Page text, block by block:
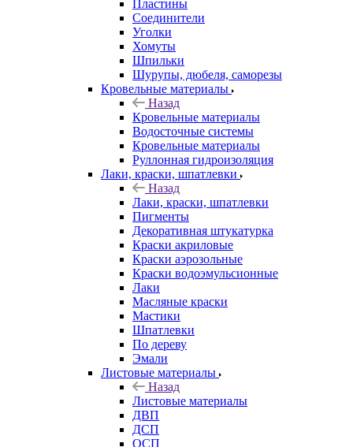
Пластины
Соединители
Уголки
Хомуты
Шпильки
Шурупы, дюбеля, саморезы
Кровельные материалы
Назад
Кровельные материалы
Водосточные системы
Кровельные материалы
Руллонная гидроизоляция
Лаки, краски, шпатлевки
Назад
Лаки, краски, шпатлевки
Пигменты
Декоративная штукатурка
Краски акриловые
Краски аэрозольные
Краски водоэмульсионные
Лаки
Масляные краски
Мастики
Шпатлевки
По дереву
Эмали
Листовые материалы
Назад
Листовые материалы
ДВП
ДСП
ОСП